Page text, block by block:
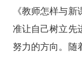
《教师怎样与
准让自己树立先
努力的方向。随